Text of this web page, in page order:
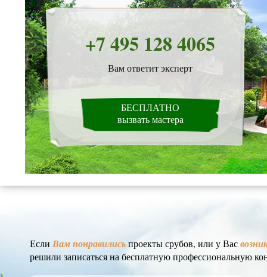
+7 495 128 4065
Вам ответит эксперт
БЕСПЛАТНО
вызвать мастера
Если Вам понравилисьпроекты срубов, или у Вас
решили записаться на бесплатную профессиональную